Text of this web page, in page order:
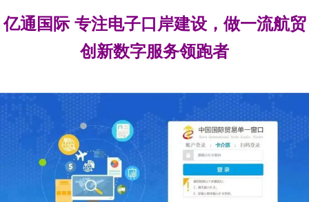
亿通国际 专注电子口岸建设，做一流航贸
创新数字服务领跑者